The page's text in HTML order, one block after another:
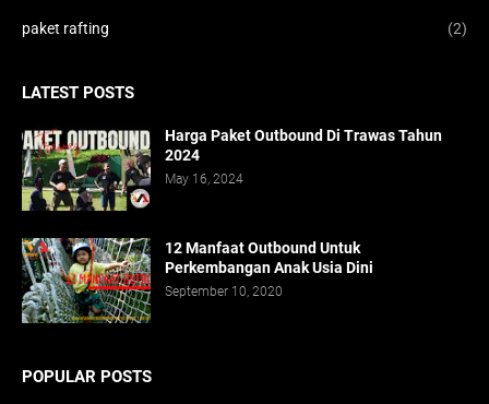
paket rafting (2)
LATEST POSTS
Harga Paket Outbound Di Trawas Tahun
2024
May 16, 2024
12 Manfaat Outbound Untuk
Perkembangan Anak Usia Dini
September 10, 2020
POPULAR POSTS